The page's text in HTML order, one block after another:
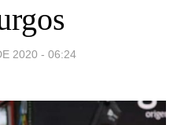
2020 - 06:24